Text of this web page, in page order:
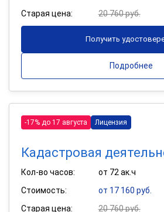
Старая цена: 20 760 руб.
Получить
Подробнее
-17% до 17 августа Лицензия
Кадастровая
Кол-во часов:
от 72 ак.ч
Стоимость:
от 17 160 руб.
Старая цена:
20 760 руб.